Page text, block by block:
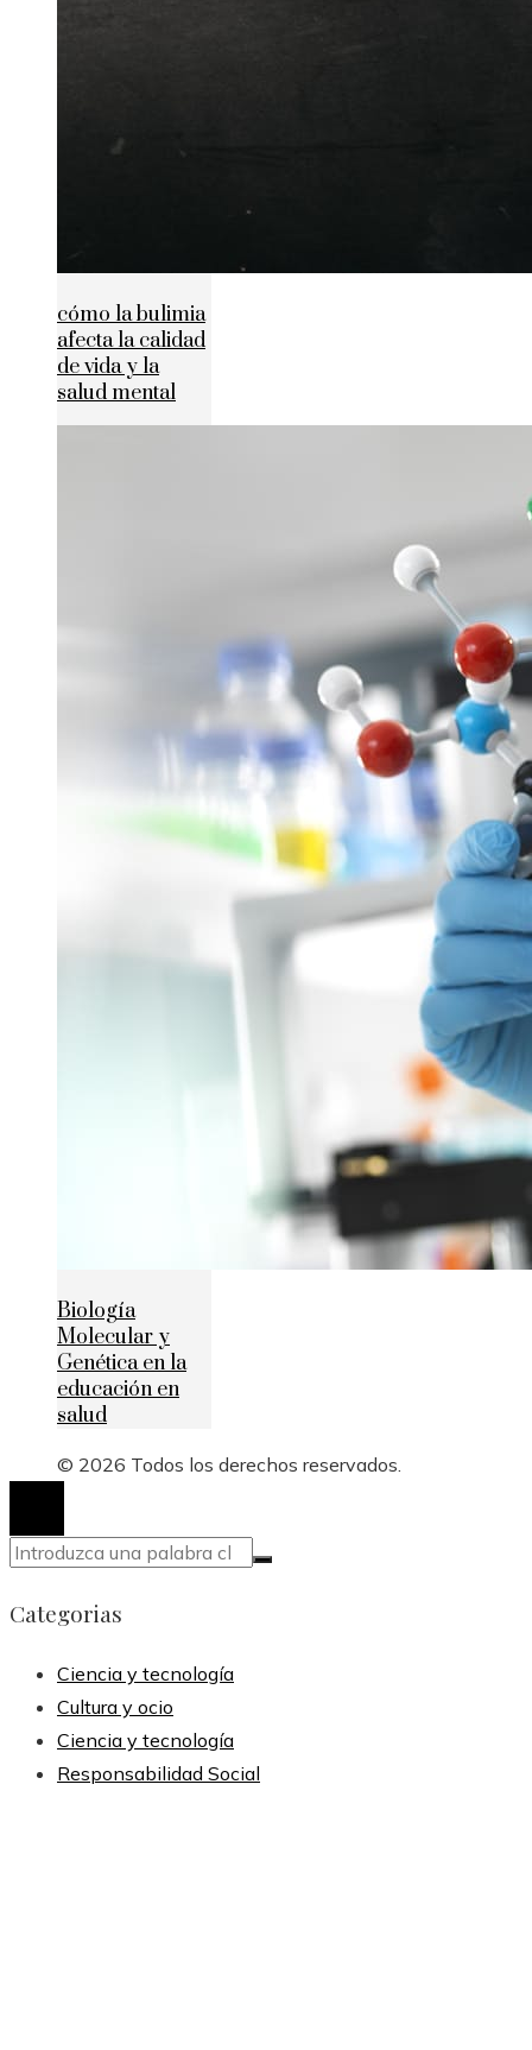
cómo la bulimia
afecta la calidad
de vida y la
salud mental
Biología
Molecular y
Genética en la
educación en
salud
© 2026 Todos los derechos reservados.
Categorias
Ciencia y tecnología
Cultura y ocio
Ciencia y tecnología
Responsabilidad Social